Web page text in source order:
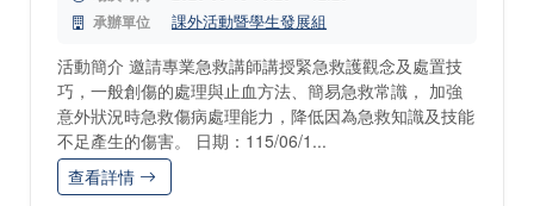
承辦單位 課外活動暨學生發展組
活動簡介 邀請專業急救講師講授緊急救護觀念及處置技
巧，一般創傷的處理與止血方法、簡易急救常識， 加強
意外狀況時急救傷病處理能力，降低因為急救知識及技能
不足產生的傷害。 日期：115/06/1...
查看詳情